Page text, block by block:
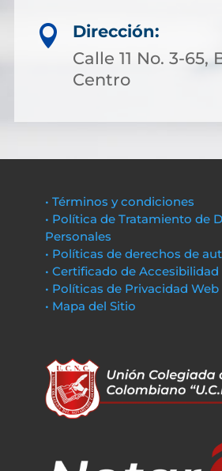

Dirección:
Calle 11 No. 3-65,
Centro
• Términos y condiciones
• Política de Tratamiento de
Personales
• Políticas de derechos de
• Certificado de Accesibilidad
• Políticas de Privacidad Web
• Mapa del Sitio